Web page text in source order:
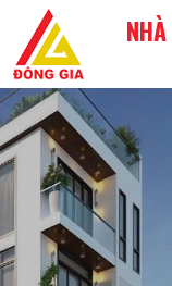
Đông
Gia
-
Công
Xây
Dựng
Uy